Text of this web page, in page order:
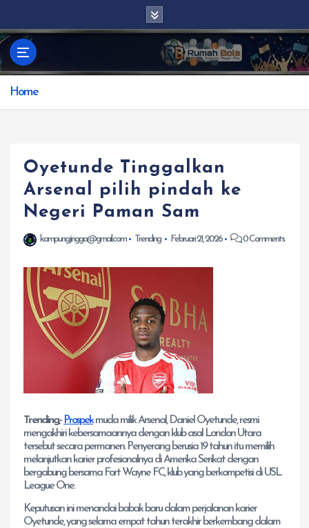
i
p
t
c
Home
Oyetunde Tinggalkan
Arsenal pilih pindah ke
Negeri Paman Sam
kampungjingga@gmail.com Trending Februari 21, 2026 0 Comments
Trending,- Prospekmuda milik Arsenal, Daniel Oyetunde, resmi
mengakhiri kebersamaannya dengan klub asal London Utara
tersebut secara permanen. Penyerang berusia 19 tahun itu memilih
melanjutkan karier profesionalnya di Amerika Serikat dengan
bergabung bersama Fort Wayne FC, klub yang berkompetisi di USL
League One.
Keputusan ini menandai babak baru dalam perjalanan karier
Oyetunde, yang selama empat tahun terakhir berkembang dalam